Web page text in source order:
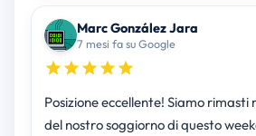
Marc González Jara
7 mesi fa su Google
Posizione eccellente! Siamo
del nostro soggiorno di questo